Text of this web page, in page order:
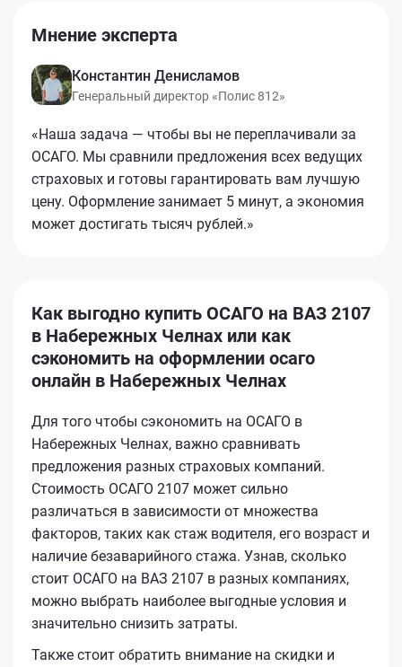
Мнение эксперта
Константин Денисламов
Генеральный директор «Полис 812»
«Наша задача — чтобы вы не переплачивали за
ОСАГО. Мы сравнили предложения всех ведущих
страховых и готовы гарантировать вам лучшую
цену. Оформление занимает 5 минут, а экономия
может достигать тысяч рублей.»
Как выгодно купить ОСАГО на ВАЗ 2107
в Набережных Челнах или как
сэкономить на оформлении осаго
онлайн в Набережных Челнах
Для того чтобы сэкономить на ОСАГО в
Набережных Челнах, важно сравнивать
предложения разных страховых компаний.
Стоимость ОСАГО 2107 может сильно
различаться в зависимости от множества
факторов, таких как стаж водителя, его возраст и
наличие безаварийного стажа. Узнав, сколько
стоит ОСАГО на ВАЗ 2107 в разных компаниях,
можно выбрать наиболее выгодные условия и
значительно снизить затраты.
Также стоит обратить внимание на скидки и